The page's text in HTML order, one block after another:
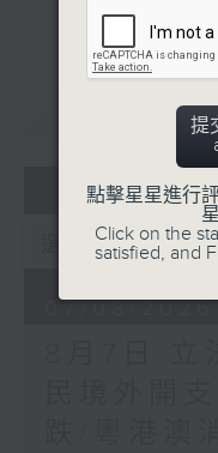
07 -
07/08/2026
提
點擊星星進行
Click on the
satisfied, and